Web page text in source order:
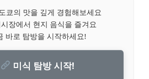
도쿄의 맛을 깊게 경험해보세요
장에서 현지 음식을 즐겨요
바로 탐방을 시작하세요!
미식 탐방 시작!